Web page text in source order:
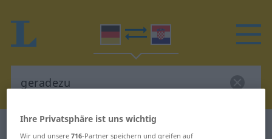
Ihre Privatsphäre ist uns wichtig
Wir und unsere716-Partner speichern und greifen auf